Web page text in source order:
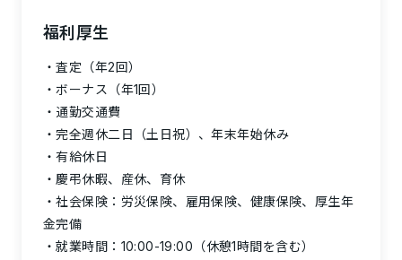
福利厚生
査定（年2回）
ボーナス（年1回）
通勤交通費
完全週休二日（土日祝）、年末年始休み
有給休日
慶弔休暇、産休、育休
社会保険：労災保険、雇用保険、健康保険、厚生年
金完備
就業時間：10:00-19:00（休憩1時間を含む）